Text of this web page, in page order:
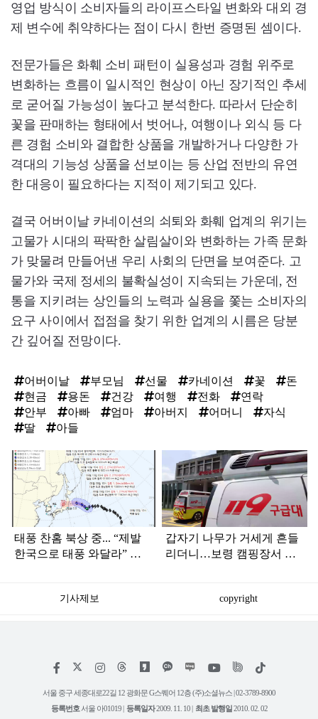
영업 방식이 소비자들의 라이프스타일 변화와 대외 경
제 변수에 취약하다는 점이 다시 한번 증명된 셈이다.
전문가들은 화훼 소비 패턴이 실용성과 경험 위주로
변화하는 흐름이 일시적인 현상이 아닌 장기적인 추세
로 굳어질 가능성이 높다고 분석한다. 따라서 단순히
꽃을 판매하는 형태에서 벗어나, 여행이나 외식 등 다
른 경험 소비와 결합한 상품을 개발하거나 다양한 가
격대의 기능성 상품을 선보이는 등 산업 전반의 유연
한 대응이 필요하다는 지적이 제기되고 있다.
결국 어버이날 카네이션의 쇠퇴와 화훼 업계의 위기는
고물가 시대의 팍팍한 살림살이와 변화하는 가족 문화
가 맞물려 만들어낸 우리 사회의 단면을 보여준다. 고
물가와 국제 정세의 불확실성이 지속되는 가운데, 전
통을 지키려는 상인들의 노력과 실용을 쫓는 소비자의
요구 사이에서 접점을 찾기 위한 업계의 시름은 당분
간 깊어질 전망이다.
어버이날 부모님 선물 카네이션 꽃
돈
현금
용돈 건강 여행 전화
연락
안부
아빠 엄마 아버지 어머니
자식
딸
아들
탑
라
인
태풍 찬홈 북상 중... “제발
한국으로 태풍 와달라” 말
갑자기 나무가 거세게 흔들
리더니…보령 캠핑장서 일
기사제보 copyright
페
스
인
타
램
위
트
유
틱
서울 중구 세종대로22길 12 광화문 G스퀘어 12층 (주)소셜뉴스 | 02-3789-8900
등록번호서울 아01019 | 등록일자2009. 11. 10 | 최초 발행일 2010. 02. 02